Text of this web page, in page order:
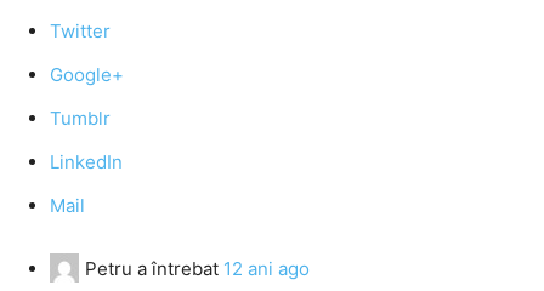
Twitter
Google+
Tumblr
LinkedIn
Mail
Petru a întrebat 12 ani ago